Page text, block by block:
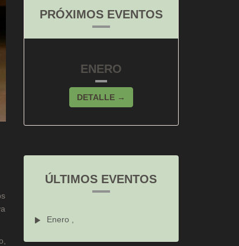
PRÓXIMOS EVENTOS
ENERO
DETALLE →
ÚLTIMOS EVENTOS
Enero ,